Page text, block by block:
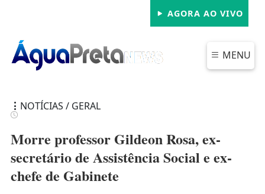
AGORA AO VIVO
MENU
NOTÍCIAS / GERAL
Morre professor Gildeon Rosa, ex-
secretário de Assistência Social e ex-
chefe de Gabinete